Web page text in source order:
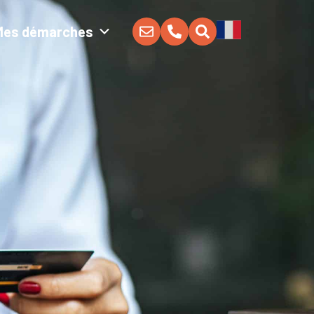
démarches